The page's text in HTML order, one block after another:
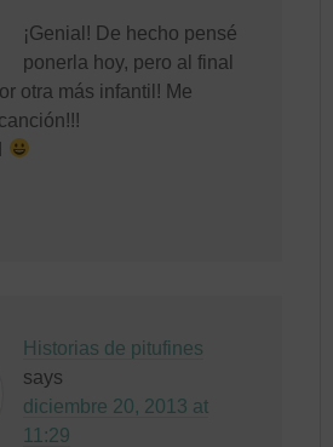
¡Genial! De hecho pensé
ponerla hoy, pero al final
otra más infantil! Me
Historias de pitufines
says
diciembre 20, 2013 at
11:29